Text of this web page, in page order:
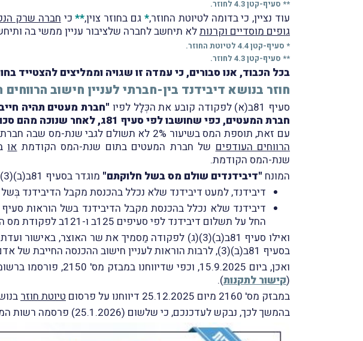
** סעיף-קטן 4.3 לחוזר.
עוד נציין, כי בדומה לטיוטת החוזר,* גם בחוזר צוין,**כי חברה שרק
גופים מוסדיים וקרנותלא תיחשב לחברה שלציבור עניין ממשי בה
* סעיף-קטן 4.4 לטיוטת החוזר.
** סעיף-קטן 4.3 לחוזר.
בכל הכבוד, אנו סבורים, כי עמדה זו שגויה וממליצים להצטייד
חוזר בנושא דיבידנד בין-חברתי לעניין חישוב הרווחים
סעיף 81ב(א) לפקודה קובע את הכְּלָל לפיו
חברת המעטים, כפי שחושבו לפי סעיף 81ג, לאחר שנוכה מהם סכום דיבידנד שחולק בשנת המס (בסימן זה – תוספת למס)"
עם זאת, תוספת המס בשיעור 2% לא תשולם לגבי שנת-מס שבה חברת המעטים חילקה
הרווחים העודפים של חברת המעטים בתום שנת-המס הקודמת או
שנת-המס הקודמת.
המונח "דיבידנדים שולם מס בשל חלוקתם" מוגדר בסעיף 81ב(ב)(3) לפקודה כאחד מאלה:
דיבידנד, למעט דיבידנד שלא נכלל בהכנסת מקבל הדיבידנד בְּשל הוראות סעיף 126(ב) לפקודה (כלומר, דיבידנד בידי יחיד
החל על תשלום דיבידנד לפי סעיפים 125ב ו-121ב לפקודת מס הכנסה,
ואילו סעיף 81ב(ב)(3)(ג) לפקודה מַסמיך את שר האוצר,
בסעיף 81ב(ב)(3), לרבות הוראות לעניין חישוב ההכנסה החייבת של אדם שקיבל דיבידנד כאמור או רווח ההון במכירת מניה של חברה שקיבלה דיבידנד כאמור.
ואכן, ביום 15.9.2025, וכפי שדיווחנו במבזק מס' 2150, פורסמו ברשומות תקנות מס הכנסה (דיבידנדים ששולם מס בשל חלוקתם), התשפ"ה-2025 (
(קישור לתקנות).
במבזק מס' 2160 מיום 25.12.2025 דיווחנו על פרסום
טיוטת חוזר
בהמשך לכך, נבקש לעדכנכם, כי שלשום (25.1.2026) פרסמה רשות המיסים